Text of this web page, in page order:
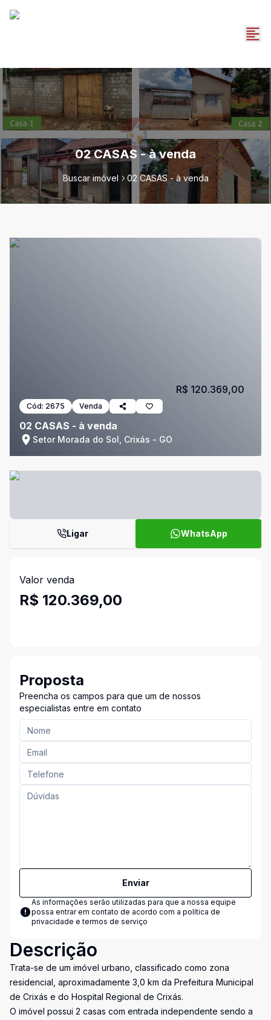
02 CASAS - à venda
Buscar imóvel 02 CASAS - à venda
Cód: 2675 Venda
02 CASAS - à venda
Setor Morada do Sol, Crixás - GO
R$ 120.369,00
Ligar WhatsApp
Valor venda
R$ 120.369,00
Proposta
Preencha os campos para que um de nossos
especialistas entre em contato
Enviar
As informações serão utilizadas para que a nossa equipe
possa entrar em contato de acordo com a política de
privacidade e termos de serviço
Descrição
Trata-se de um imóvel urbano, classificado como zona
residencial, aproximadamente 3,0 km da Prefeitura Municipal
de Crixás e do Hospital Regional de Crixás.
O imóvel possui 2 casas com entrada independente sendo a